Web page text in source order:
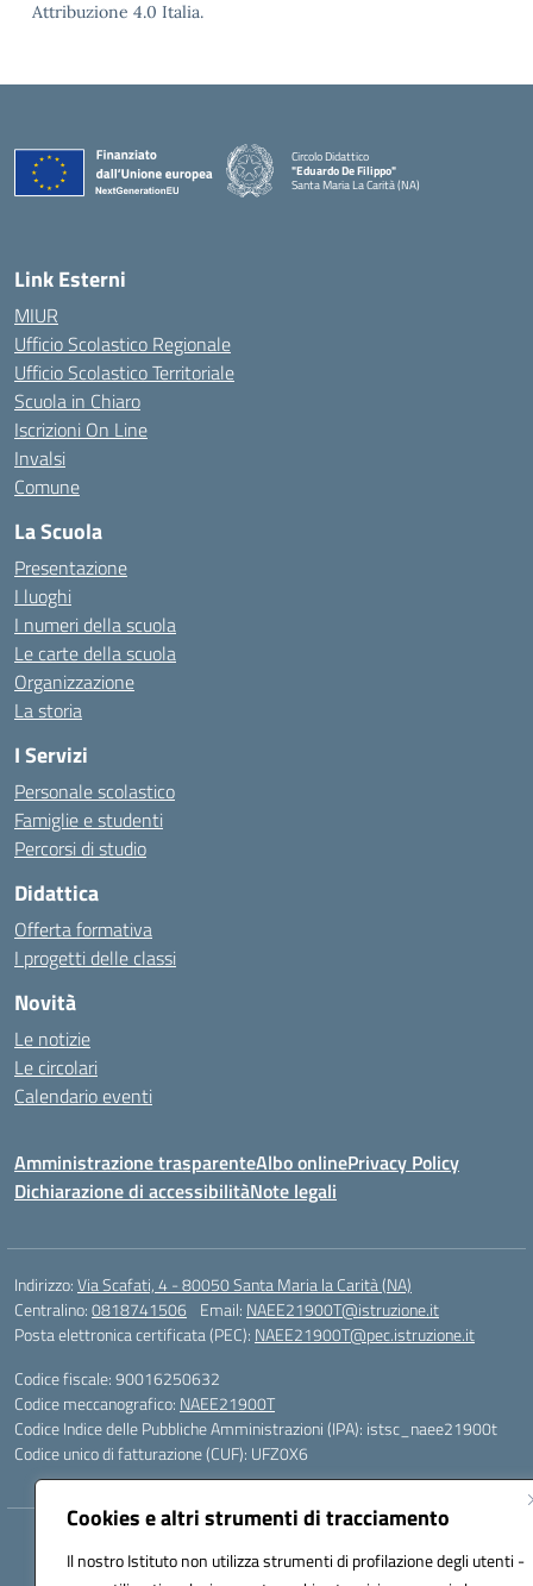
Cookies e altri strumenti di tracciamento
Il nostro Istituto non utilizza strumenti di profilazione degli utenti -
Attribuzione 4.0 Italia.
Circolo Didattico
"Eduardo De Filippo"
Santa Maria La Carità (NA)
Link Esterni
MIUR
Ufficio Scolastico Regionale
Ufficio Scolastico Territoriale
Scuola in Chiaro
Iscrizioni On Line
Invalsi
Comune
La Scuola
Presentazione
I luoghi
I numeri della scuola
Le carte della scuola
Organizzazione
La storia
I Servizi
Personale scolastico
Famiglie e studenti
Percorsi di studio
Didattica
Offerta formativa
I progetti delle classi
Novità
Le notizie
Le circolari
Calendario eventi
Amministrazione trasparenteAlbo onlinePrivacy Policy
Dichiarazione di accessibilitàNote legali
Indirizzo:Via Scafati, 4 - 80050 Santa Maria la Carità (NA)
Centralino:0818741506 Email: NAEE21900T@istruzione.it
Posta elettronica certificata (PEC): NAEE21900T@pec.istruzione.it
Codice fiscale: 90016250632
Codice meccanografico: NAEE21900T
Codice Indice delle Pubbliche Amministrazioni (IPA): istsc_naee21900t
Codice unico di fatturazione (CUF): UFZ0X6
Concept & Design by Designers Italia